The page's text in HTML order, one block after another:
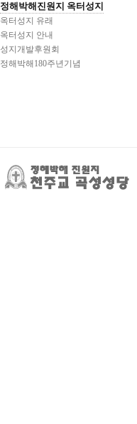
정해박해진원지 옥터성지
옥터성지 유래
옥터성지 안내
성지개발후원회
정해박해180주년기념